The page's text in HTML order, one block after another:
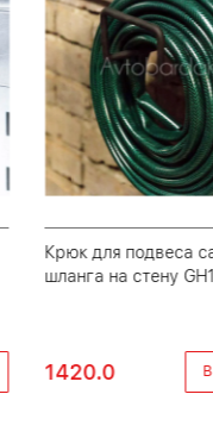
Крюк для подвеса
шланга на стену
1420.0